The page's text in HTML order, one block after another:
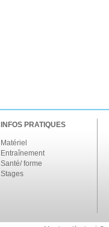
INFOS PRATIQUES
Matériel
Entraînement
Santé/ forme
Stages